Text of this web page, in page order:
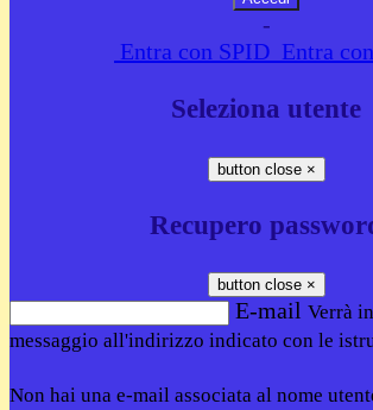
-
Entra con SPID Entra
Seleziona utente
button close ×
Recupero
button close ×
E-mail Verrà
messaggio all'indirizzo indicato con le
Non hai una e-mail associata al nome